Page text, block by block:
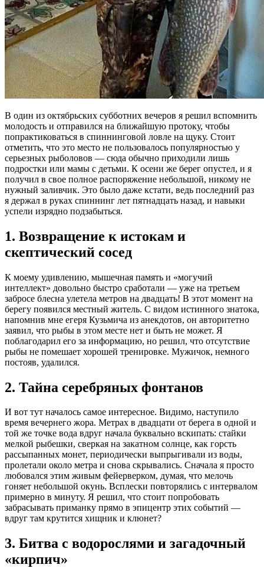
В один из октябрьских субботних вечеров я решил вспомнить
молодость и отправился на ближайшую протоку, чтобы
попрактиковаться в спиннинговой ловле на щуку. Стоит
отметить, что это место не пользовалось популярностью у
серьезных рыболовов — сюда обычно приходили лишь
подростки или мамы с детьми. К осени же берег опустел, и я
получил в свое полное распоряжение небольшой, никому не
нужный заливчик. Это было даже кстати, ведь последний раз
я держал в руках спиннинг лет пятнадцать назад, и навыки
успели изрядно подзабыться.
1. Возвращение к истокам и
скептический сосед
К моему удивлению, мышечная память и «могучий
интеллект» довольно быстро сработали — уже на третьем
забросе блесна улетела метров на двадцать! В этот момент на
берегу появился местный житель. С видом истинного знатока,
напомнив мне егеря Кузьмича из анекдотов, он авторитетно
заявил, что рыбы в этом месте нет и быть не может. Я
поблагодарил его за информацию, но решил, что отсутствие
рыбы не помешает хорошей тренировке. Мужичок, немного
постояв, удалился.
2. Тайна серебряных фонтанов
И вот тут началось самое интересное. Видимо, наступило
время вечернего жора. Метрах в двадцати от берега в одной и
той же точке вода вдруг начала буквально вскипать: стайки
мелкой рыбешки, сверкая на закатном солнце, как горсть
рассыпанных монет, периодически выпрыгивали из воды,
пролетали около метра и снова скрывались. Сначала я просто
любовался этим живым фейерверком, думая, что мелочь
гоняет небольшой окунь. Всплески повторялись с интервалом
примерно в минуту. Я решил, что стоит попробовать
забрасывать приманку прямо в эпицентр этих событий —
вдруг там крутится хищник и клюнет?
3. Битва с водорослями и загадочный
«кирпич»